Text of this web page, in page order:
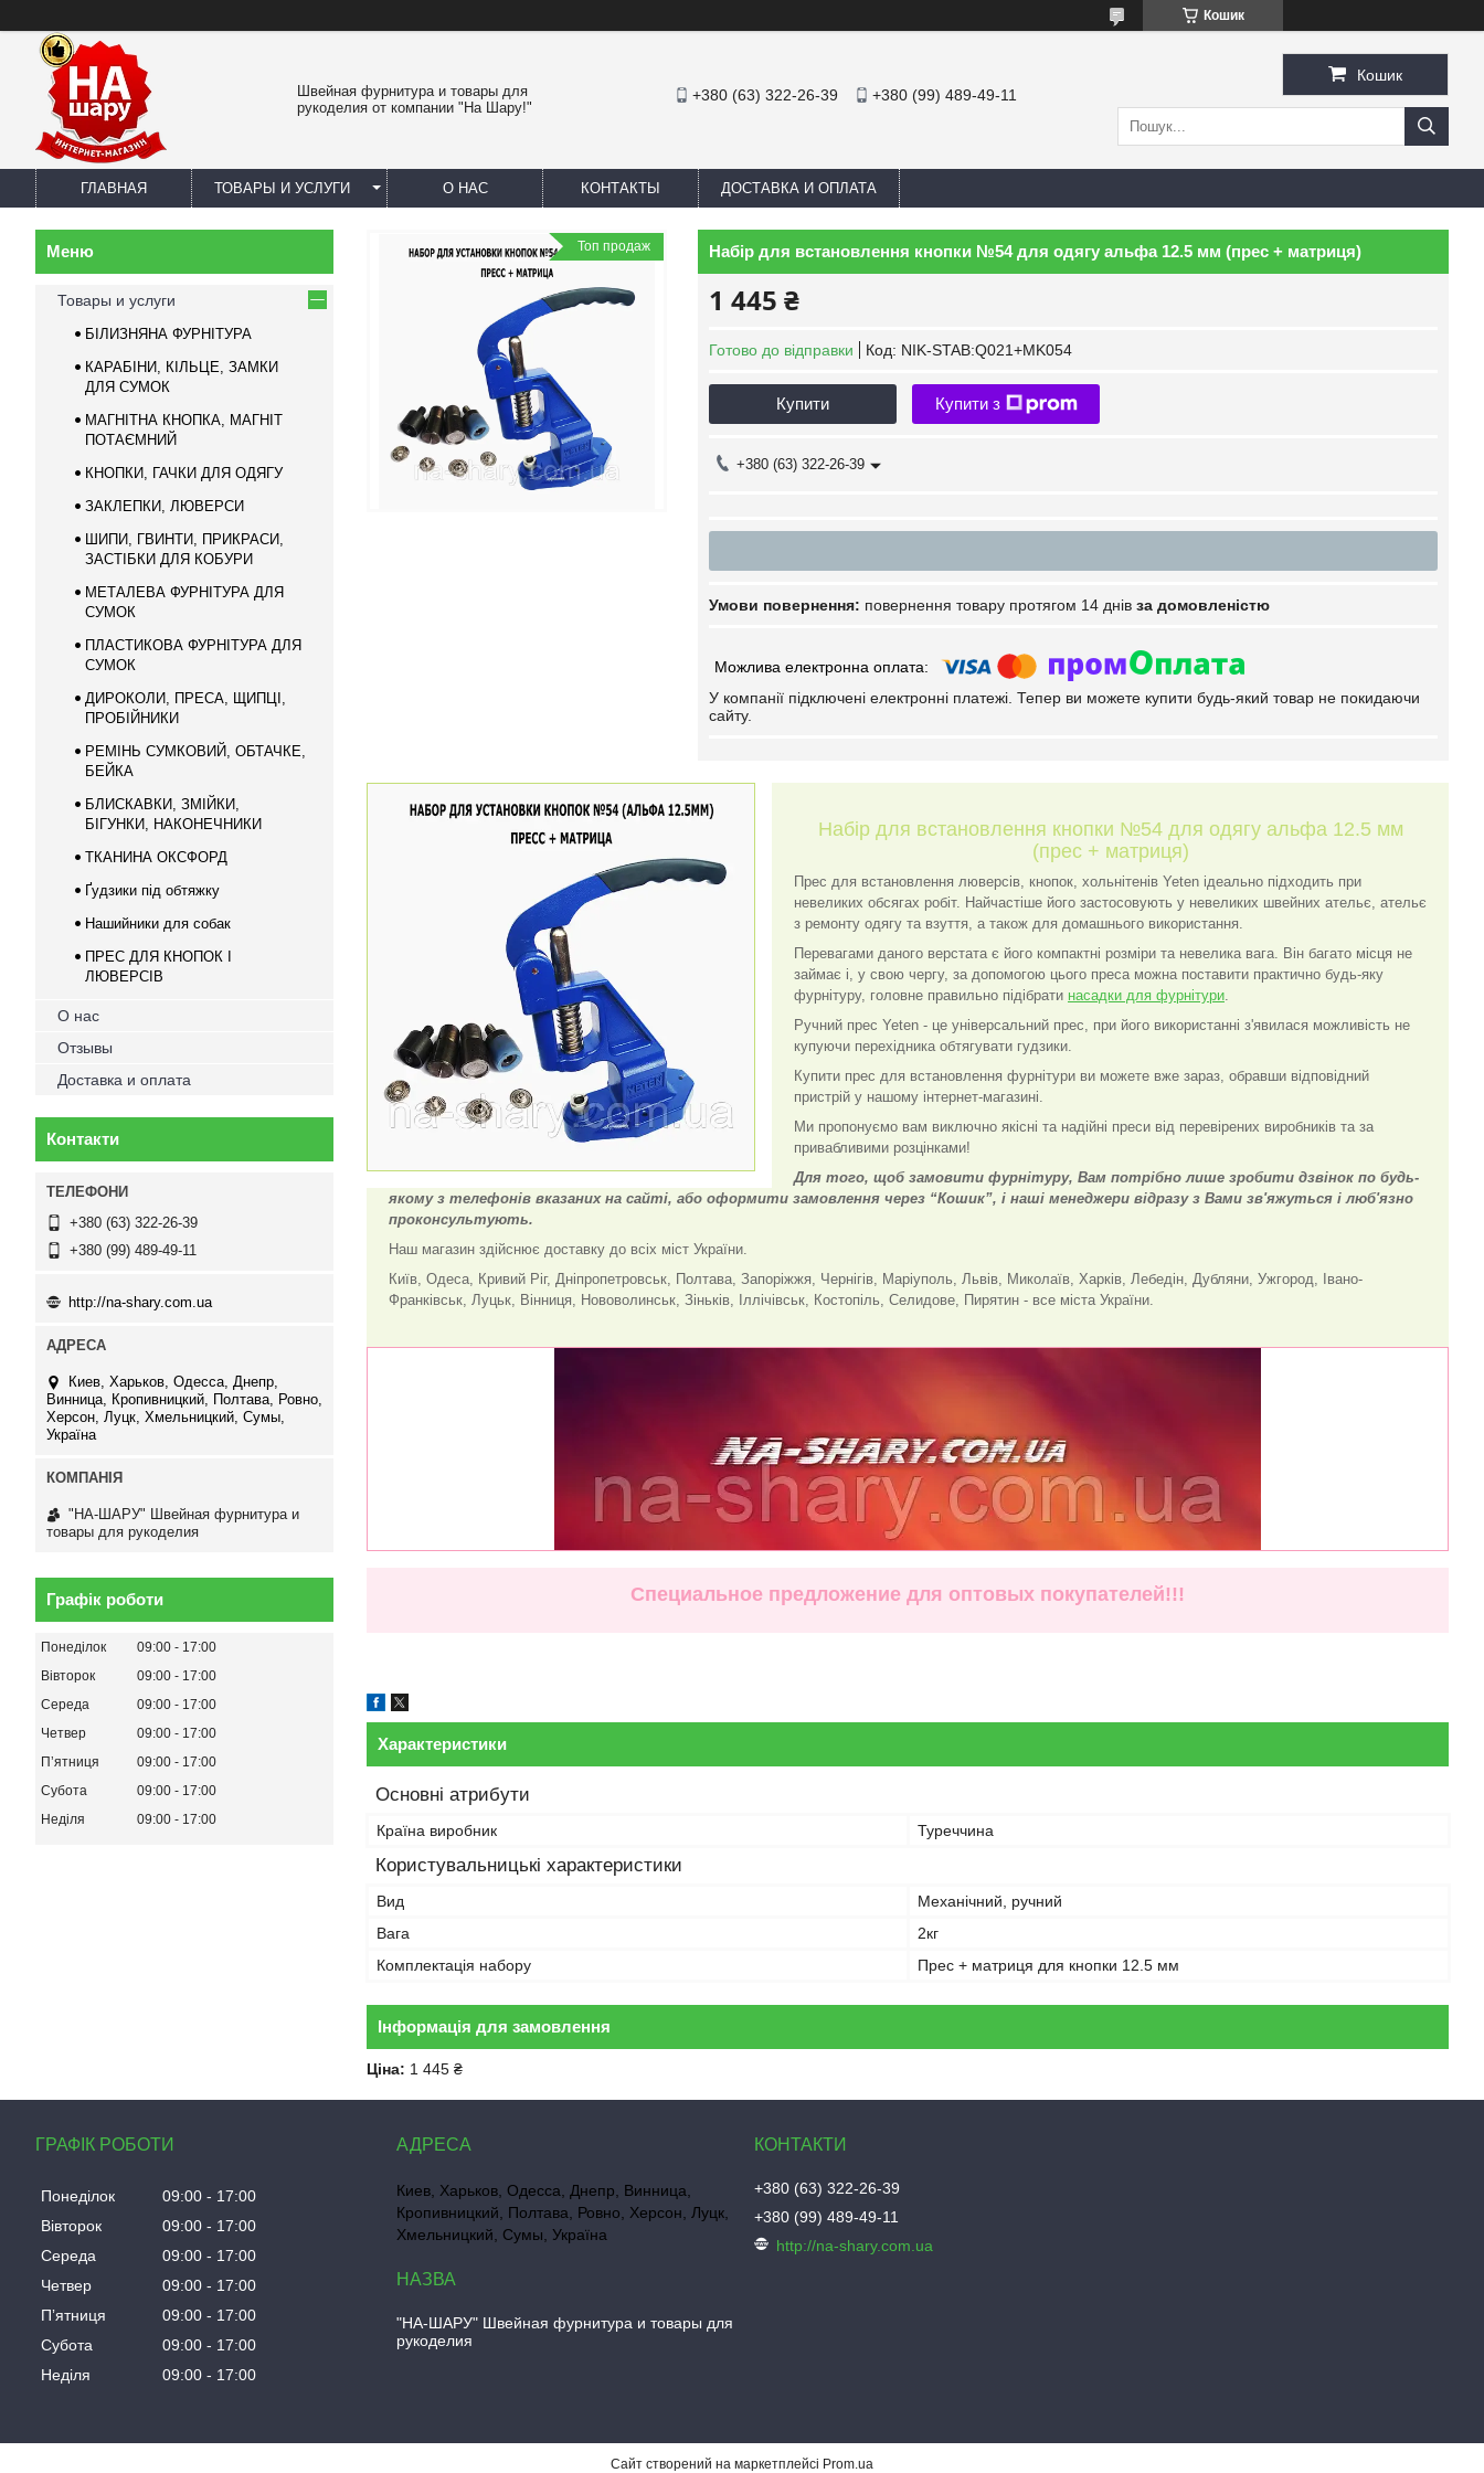
Кошик
Швейная фурнитура и товары для
рукоделия от компании "На Шару!"
+380 (63) 322-26-39 +380 (99) 489-49-11
Кошик
ГЛАВНАЯ ТОВАРЫ И УСЛУГИ О НАС КОНТАКТЫ ДОСТАВКА И ОПЛАТА
Топ продаж Набір для встановлення кнопки №54 для одягу альфа 12.5 мм (прес + матриця)
1 445 ₴
Готово до відправки Код: NIK-STAB:Q021+MK054
Купити Купити з
+380 (63) 322-26-39
повернення товару протягом 14 днів за домовленістю
У компанії підключені електронні платежі. Тепер ви можете купити будь-який товар не покидаючи
сайту.
Набір для встановлення кнопки №54 для одягу альфа 12.5 мм
(прес + матриця)
Прес для встановлення люверсів, кнопок, хольнітенів Yeten ідеально підходить при
невеликих обсягах робіт. Найчастіше його застосовують у невеликих швейних ательє, ательє
з ремонту одягу та взуття, а також для домашнього використання.
Перевагами даного верстата є його компактні розміри та невелика вага. Він багато місця не
займає і, у свою чергу, за допомогою цього преса можна поставити практично будь-яку
фурнітуру, головне правильно підібрати насадки для фурнітури.
Ручний прес Yeten - це універсальний прес, при його використанні з'явилася можливість не
купуючи перехідника обтягувати гудзики.
Купити прес для встановлення фурнітури ви можете вже зараз, обравши відповідний
пристрій у нашому інтернет-магазині.
Ми пропонуємо вам виключно якісні та надійні преси від перевірених виробників та за
привабливими розцінками!
Для того, щоб замовити фурнітуру, Вам потрібно лише зробити дзвінок по будь-
якому з телефонів вказаних на сайті, або оформити замовлення через “Кошик”, і наші менеджери відразу з Вами зв'яжуться і люб'язно
проконсультують.
Наш магазин здійснює доставку до всіх міст України.
Київ, Одеса, Кривий Ріг, Дніпропетровськ, Полтава, Запоріжжя, Чернігів, Маріуполь, Львів, Миколаїв, Харків, Лебедін, Дубляни, Ужгород, Івано-
Франківськ, Луцьк, Вінниця, Нововолинськ, Зіньків, Іллічівськ, Костопіль, Селидове, Пирятин - все міста України.
Специальное предложение для оптовых покупателей!!!
Характеристики
Основні атрибути
Країна виробник Туреччина
Користувальницькі характеристики
Вид
Механічний, ручний
Вага
2кг
Комплектація набору
Прес + матриця для кнопки 12.5 мм
Інформація для замовлення
Ціна: 1 445 ₴
Товары и услуги
БІЛИЗНЯНА ФУРНІТУРА
КАРАБІНИ, КІЛЬЦЕ, ЗАМКИ
ДЛЯ СУМОК
МАГНІТНА КНОПКА, МАГНІТ
ПОТАЄМНИЙ
КНОПКИ, ГАЧКИ ДЛЯ ОДЯГУ
ЗАКЛЕПКИ, ЛЮВЕРСИ
ШИПИ, ГВИНТИ, ПРИКРАСИ,
ЗАСТІБКИ ДЛЯ КОБУРИ
МЕТАЛЕВА ФУРНІТУРА ДЛЯ
СУМОК
ПЛАСТИКОВА ФУРНІТУРА ДЛЯ
СУМОК
ДИРОКОЛИ, ПРЕСА, ЩИПЦІ,
ПРОБІЙНИКИ
РЕМІНЬ СУМКОВИЙ, ОБТАЧКЕ,
БЕЙКА
БЛИСКАВКИ, ЗМІЙКИ,
БІГУНКИ, НАКОНЕЧНИКИ
ТКАНИНА ОКСФОРД
Ґудзики під обтяжку
Нашийники для собак
ПРЕС ДЛЯ КНОПОК І
ЛЮВЕРСІВ
О нас
Отзывы
Доставка и оплата
Контакти
+380 (63) 322-26-39
+380 (99) 489-49-11
http://na-shary.com.ua
Киев, Харьков, Одесса, Днепр,
Винница, Кропивницкий, Полтава, Ровно,
Херсон, Луцк, Хмельницкий, Сумы,
Україна
"НА-ШАРУ" Швейная фурнитура и
товары для рукоделия
Графік роботи
Понеділок 09:00
17:00
Вівторок
09:00
17:00
Середа
09:00
17:00
Четвер
09:00
17:00
Пʼятниця
09:00
17:00
Субота
09:00
17:00
Неділя
09:00 17:00
ГРАФІК РОБОТИ
Понеділок 09:00
17:00
Вівторок
09:00
17:00
Середа
09:00
17:00
Четвер
09:00
17:00
Пʼятниця
09:00
17:00
Субота
09:00
17:00
Неділя
09:00 17:00
Киев, Харьков, Одесса, Днепр, Винница,
Кропивницкий, Полтава, Ровно, Херсон, Луцк,
Хмельницкий, Сумы, Україна
"НА-ШАРУ" Швейная фурнитура и товары для
рукоделия
+380 (63) 322-26-39
+380 (99) 489-49-11
http://na-shary.com.ua
Сайт створений на маркетплейсі Prom.ua